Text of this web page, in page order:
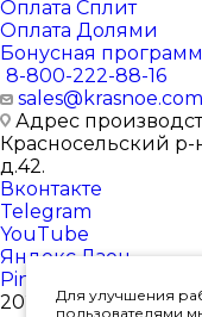
Оплата Сплит
Оплата Долями
Бонусная
8-800-222-88-16
sales@krasnoe.com
Адрес
Красносельский р-
д.42.
Вконтакте
Telegram
YouTube
Яндекс.Дзен
Pinterest
2026 © Интернет-
Для улучшения
пользователями